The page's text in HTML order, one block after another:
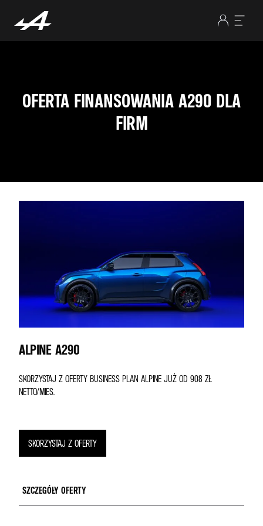
OFERTA FINANSOWANIA A290 DLA
FIRM
ALPINE A290
SKORZYSTAJ Z OFERTY BUSINESS PLAN ALPINE JUŻ OD 908 ZŁ
NETTO/MIES.
SKORZYSTAJ Z OFERTY
SZCZEGÓŁY OFERTY